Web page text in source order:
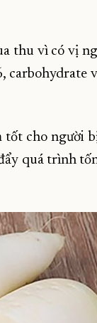
thu vì có vị
carbohydrate
tốt cho người
quá trình